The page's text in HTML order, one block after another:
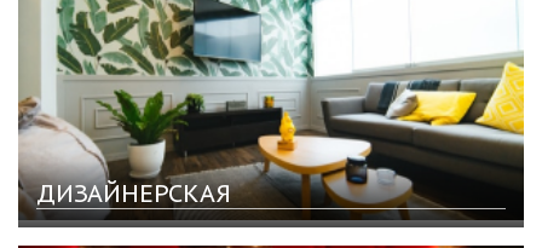
ДИЗАЙНЕРСКАЯ